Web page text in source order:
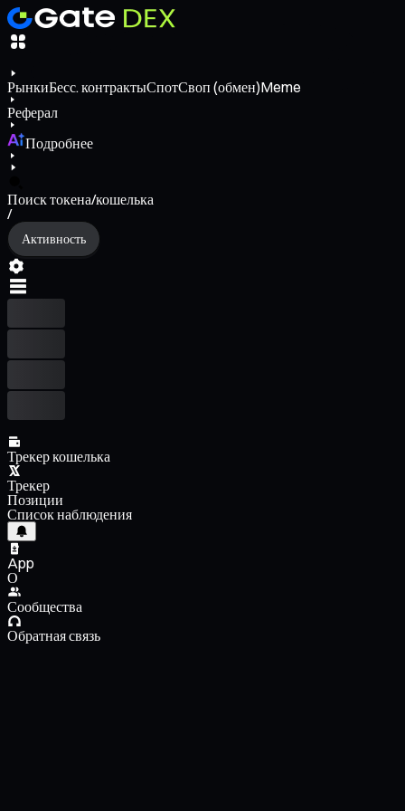
РынкиБесс. контрактыСпотСвоп (обмен)Meme
Реферал
Подробнее
Поиск токена/кошелька
/
Активность
Трекер кошелька
Трекер
Позиции
Список наблюдения
App
О
Сообщества
Обратная связь